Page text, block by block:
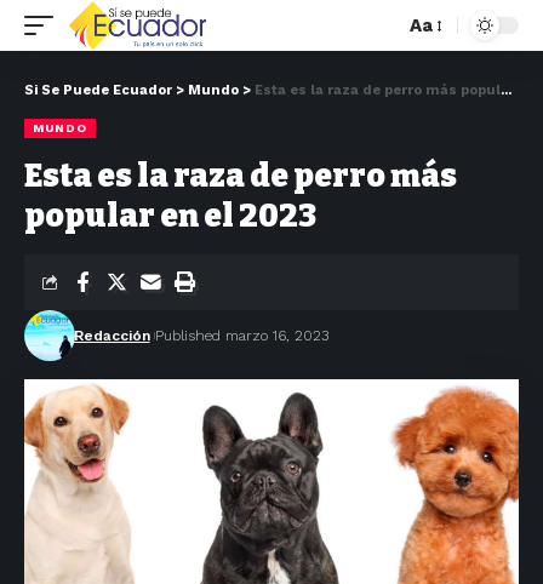
Aa
Si Se Puede Ecuador > Mundo > Esta es la raza de perro más popular en el 2023
MUNDO
Esta es la raza de perro más
popular en el 2023
Redacción Published marzo 16, 2023